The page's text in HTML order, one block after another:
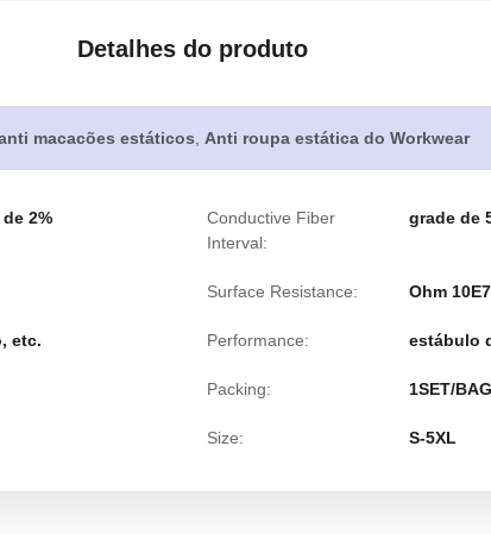
Detalhes do produto
macacões estáticos Anti roupa estática do Workwear
2%
Conductive Fiber
Interval:
grade de
Surface Resistance: Ohm
etc. Performance: estábulo
Packing: 1SET/
Size: S-5XL